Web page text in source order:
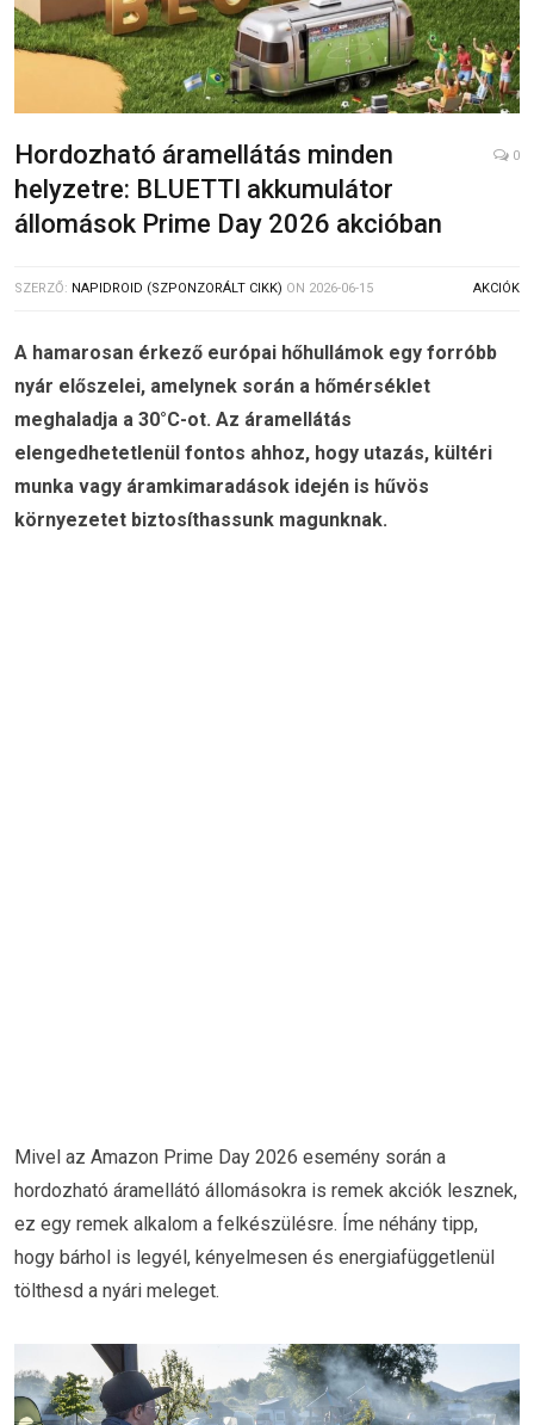
Hordozható áramellátás minden
helyzetre: BLUETTI akkumulátor
állomások Prime Day 2026 akcióban
0
SZERZŐ: NAPIDROID (SZPONZORÁLT CIKK) ON 2026-06-15 AKCIÓK
A hamarosan érkező európai hőhullámok egy forróbb
nyár előszelei, amelynek során a hőmérséklet
meghaladja a 30°C-ot. Az áramellátás
elengedhetetlenül fontos ahhoz, hogy utazás, kültéri
munka vagy áramkimaradások idején is hűvös
környezetet biztosíthassunk magunknak.
Mivel az Amazon Prime Day 2026 esemény során a
hordozható áramellátó állomásokra is remek akciók lesznek,
ez egy remek alkalom a felkészülésre. Íme néhány tipp,
hogy bárhol is legyél, kényelmesen és energiafüggetlenül
tölthesd a nyári meleget.